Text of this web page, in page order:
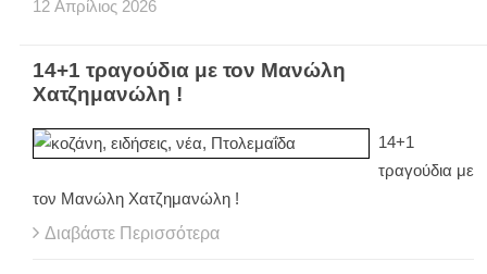
12 Απρίλιος 2026
14+1 τραγούδια με τον Μανώλη
Χατζημανώλη !
14+1
τραγούδια με
τον Μανώλη Χατζημανώλη !
Διαβάστε Περισσότερα